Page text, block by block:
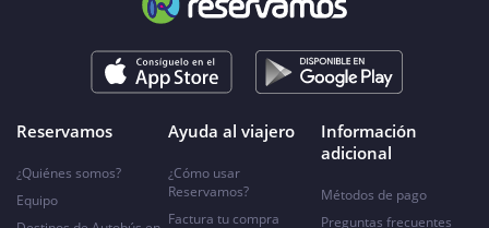
Reservamos
¿Quiénes somos?
Equipo
Ayuda al viajero
¿Cómo usar
Reservamos?
Factura tu compra
Información
adicional
Métodos de pago
Preguntas frecuentes